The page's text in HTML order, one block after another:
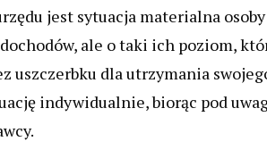
jest sytuacja materialna
ale o taki ich poziom,
uszczerbku dla utrzymania
indywidualnie, biorąc pod